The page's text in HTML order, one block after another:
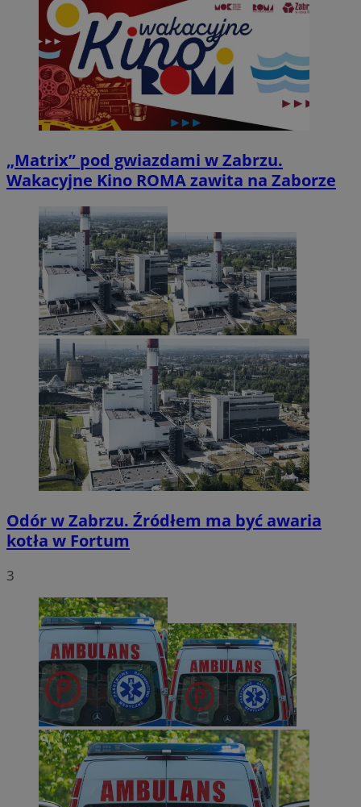
„Matrix” pod gwiazdami w Zabrzu.
Wakacyjne Kino ROMA zawita na Zaborze
Odór w Zabrzu. Źródłem ma być awaria
kotła w Fortum
3